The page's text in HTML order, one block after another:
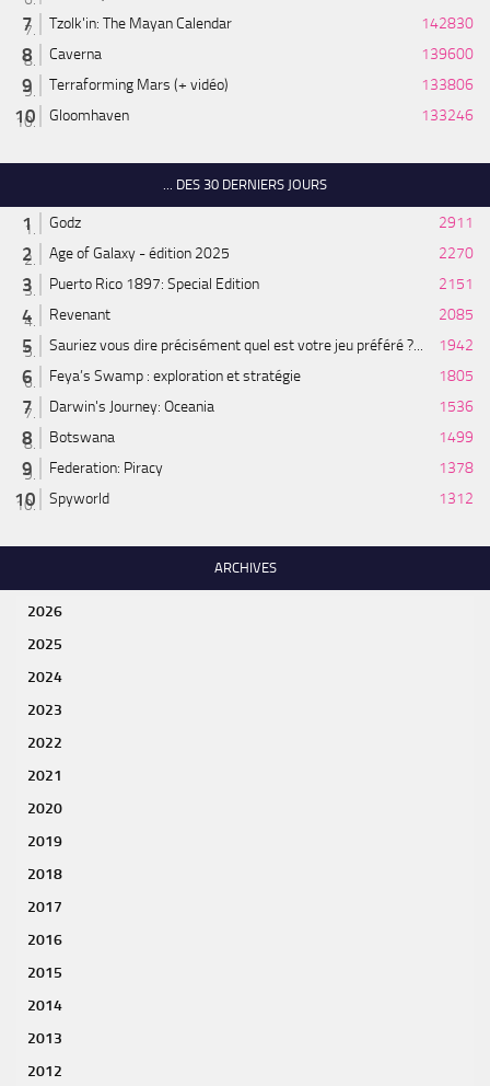
Tzolk'in: The Mayan Calendar
142830
Caverna
139600
Terraforming Mars (+ vidéo)
133806
Gloomhaven
133246
... DES 30 DERNIERS JOURS
Godz
2911
Age of Galaxy - édition 2025
2270
Puerto Rico 1897: Special Edition
2151
Revenant
2085
Sauriez vous dire précisément quel est votre jeu préféré ?...
1942
Feya’s Swamp : exploration et stratégie
1805
Darwin's Journey: Oceania
1536
Botswana
1499
Federation: Piracy
1378
Spyworld
1312
ARCHIVES
2026
2025
2024
2023
2022
2021
2020
2019
2018
2017
2016
2015
2014
2013
2012